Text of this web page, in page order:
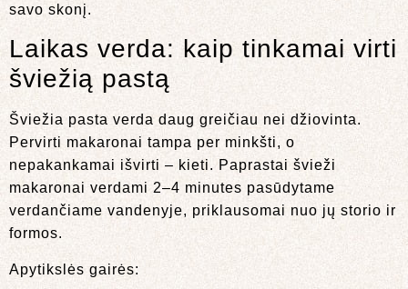
savo skonį.
Laikas verda: kaip tinkamai virti
šviežią pastą
Šviežia pasta verda daug greičiau nei džiovinta.
Pervirti makaronai tampa per minkšti, o
nepakankamai išvirti – kieti. Paprastai švieži
makaronai verdami 2–4 minutes pasūdytame
verdančiame vandenyje, priklausomai nuo jų storio ir
formos.
Apytikslės gairės: